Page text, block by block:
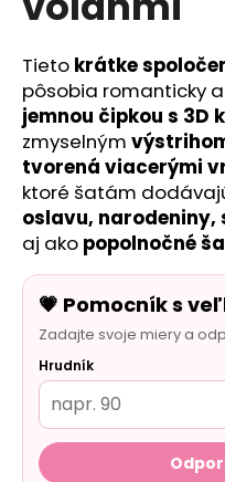
Tieto krátke
pôsobia romanticky a
jemnou čipkou s 3D
zmyselným
tvorená viacerými
ktoré šatám
oslavu, narodeniny,
aj ako popolnočné
💗 Pomocník s
Zadajte svoje miery a
Hrudník
a
m
e